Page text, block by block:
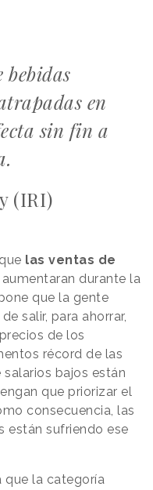
bebidas
en
sin fin a
(IRI)
las ventas de
durante la
que la gente
salir, para ahorrar,
de los
récord de las
bajos están
que priorizar el
consecuencia, las
están sufriendo ese
que la categoría